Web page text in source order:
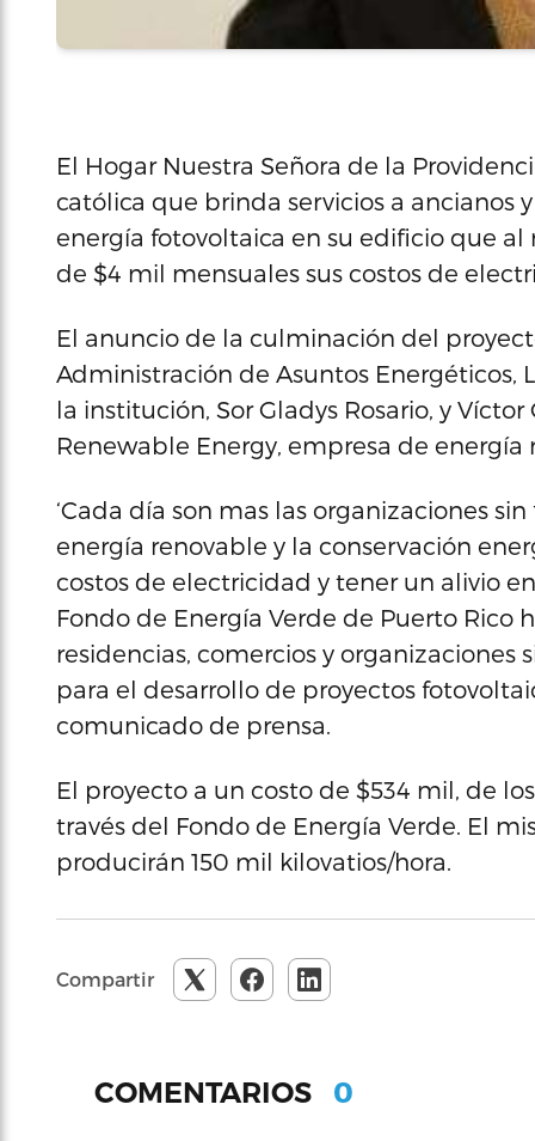
El Hogar Nuestra Señora de la
católica que brinda servicios a ancianos
energía fotovoltaica en su edificio que
de $4 mil mensuales sus costos de
El anuncio de la culminación del
Administración de Asuntos Energéticos,
la institución, Sor Gladys Rosario, y
Renewable Energy, empresa de
‘Cada día son mas las organizaciones
energía renovable y la conservación
costos de electricidad y tener un alivio
Fondo de Energía Verde de Puerto Rico
residencias, comercios y
para el desarrollo de proyectos
comunicado de prensa.
El proyecto a un costo de $534 mil, de
través del Fondo de Energía Verde. El
producirán 150 mil kilovatios/hora.
Compartir
COMENTARIOS 0